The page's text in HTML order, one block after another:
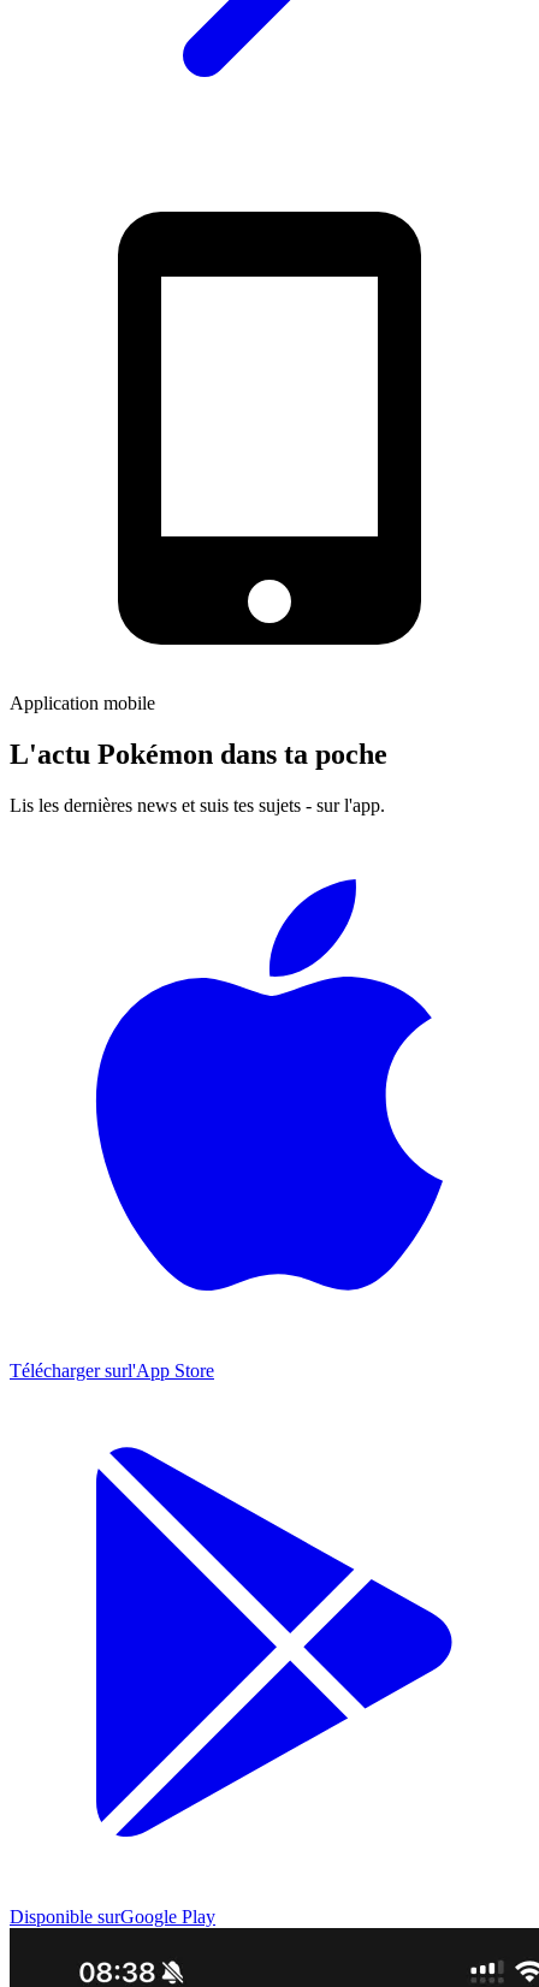
Application mobile
L'actu Pokémon dans ta poche
Lis les dernières news et suis tes sujets - sur l'app.
Télécharger surl'App Store
Disponible surGoogle Play